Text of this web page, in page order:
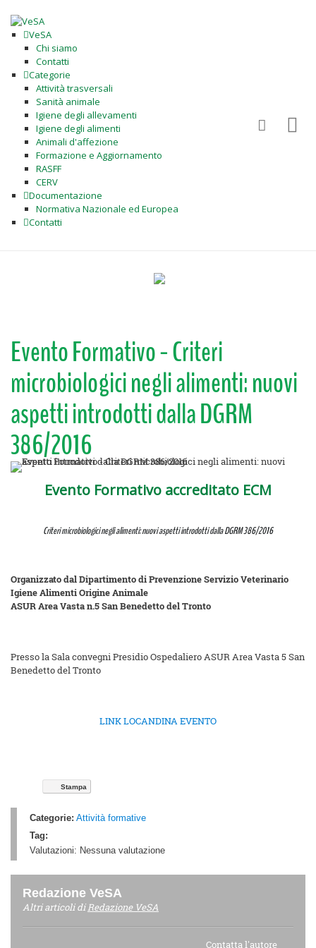
VeSA
Chi siamo
Contatti
Categorie
Attività trasversali
Sanità animale
Igiene degli allevamenti
Igiene degli alimenti
Animali d'affezione
Formazione e Aggiornamento
RASFF
CERV
Documentazione
Normativa Nazionale ed Europea
Contatti
Evento Formativo - Criteri
microbiologici negli alimenti: nuovi
aspetti introdotti dalla DGRM
386/2016
Evento Formativo accreditato ECM
Criteri microbiologici negli alimenti: nuovi aspetti introdotti dalla DGRM 386/2016
Organizzato dal Dipartimento di Prevenzione Servizio Veterinario
Igiene Alimenti Origine Animale
ASUR Area Vasta n.5 San Benedetto del Tronto
Presso la Sala convegni Presidio Ospedaliero ASUR Area Vasta 5 San
Benedetto del Tronto
LINK LOCANDINA EVENTO
Stampa
Categorie: Attività formative
Tag:
Valutazioni: Nessuna valutazione
Redazione VeSA
Altri articoli diRedazione VeSA
Contatta l'autore